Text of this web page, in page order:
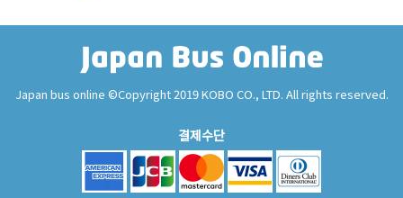
Japan bus online ©Copyright 2019 KOBO CO., LTD. All rights reserved.
결제수단